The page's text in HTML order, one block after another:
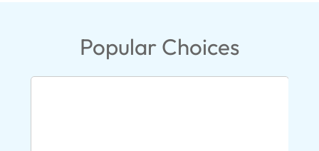
Popular Choices